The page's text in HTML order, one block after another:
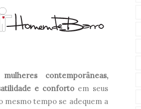
mulheres contemporâneas,
e conforto em seus
mesmo tempo se adequem a